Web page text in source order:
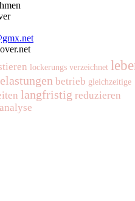
lockerungs verzeichnet
betrieb gleichzeitige
langfristig reduzieren